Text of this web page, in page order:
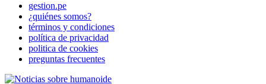
gestion.pe
¿quiénes somos?
términos y condiciones
política de privacidad
politica de cookies
preguntas frecuentes